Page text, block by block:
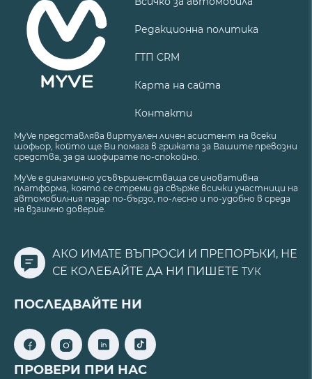
Редакционна политика
ГТП CRM
Карта на сайта
Контакти
MyVe представлява виртуален личен асистент на всеки
шофьор, който ще Ви помага в грижата за Вашите превозни
средства, за да шофирате по-спокойно.
MyVe е динамично усъвършенстваща се иновативна
платформа, която се стреми да свърже всички участници на
автомобилния пазар по-бързо, по-лесно и по-удобно в среда
на взаимно доверие.
АКО ИМАТЕ ВЪПРОСИ И ПРЕПОРЪКИ, НЕ
СЕ КОЛЕБАЙТЕ ДА НИ ПИШЕТЕ ТУК
ПОСЛЕДВАЙТЕ НИ
ПРОВЕРИ ПРИ НАС